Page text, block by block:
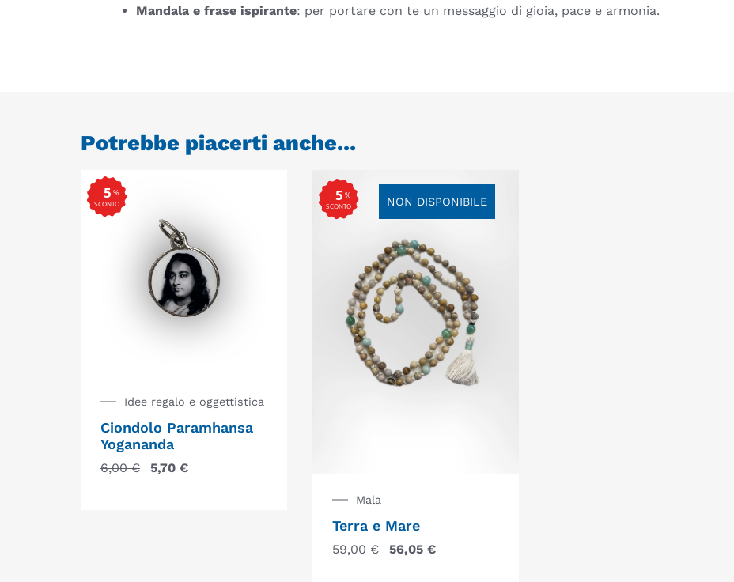
Mandala e frase ispirante: per portare con te un messaggio di gioia, pace e armonia.
Potrebbe piacerti anche...
Idee regalo e oggettistica
Ciondolo Paramhansa
Yogananda
6,00€ 5,70 €
NON DISPONIBILE
Mala
Terra e Mare
59,00€ 56,05 €
%
SCONTO
5 %
SCONTO
5